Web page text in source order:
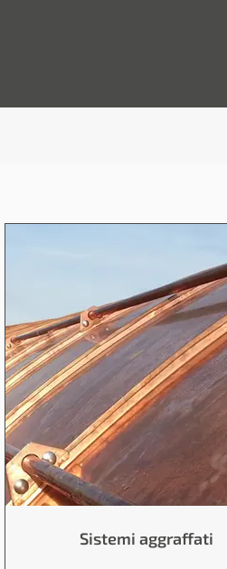
Sistemi aggraffati